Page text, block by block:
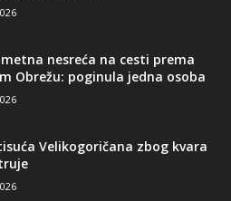
nesreća na cesti prema
Obrežu: poginula jedna osoba
Velikogoričana zbog kvara